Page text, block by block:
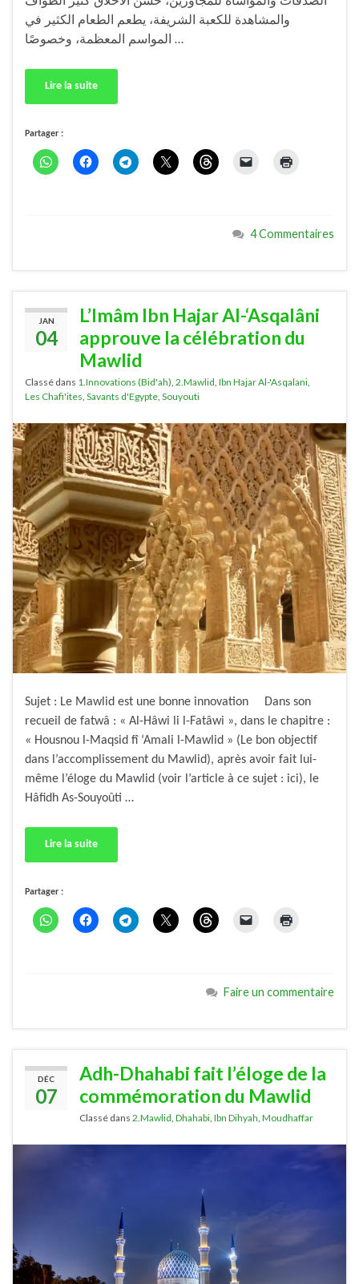
والمشاهدة للكعبة الشريفة، يطعم الطعام الكثير في
المواسم المعظمة، وخصوصًا …
Lire la suite
Partager :
4 Commentaires
JAN
04
L’Imâm Ibn Hajar Al-‘Asqalâni
approuve la célébration du
Mawlid
Classé dans 1.Innovations (Bid'ah) 2.Mawlid Ibn Hajar Al-'Asqalani
Les Chafi'ites Savants d'Egypte Souyouti
Sujet : Le Mawlid est une bonne innovation Dans son
recueil de fatwâ : « Al-Hâwi li l-Fatâwi », dans le chapitre :
« Housnou l-Maqsid fî ‘Amali l-Mawlid » (Le bon objectif
dans l’accomplissement du Mawlid), après avoir fait lui-
même l’éloge du Mawlid (voir l’article à ce sujet : ici), le
Hâfidh As-Souyoûti …
Lire la suite
Partager :
Faire un commentaire
DÉC
07
Adh-Dhahabi fait l’éloge de la
commémoration du Mawlid
Classé dans 2.Mawlid Dhahabi Ibn Dihyah Moudhaffar